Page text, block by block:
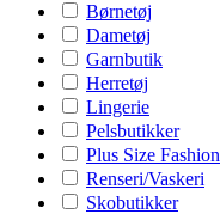
Børnetøj
Dametøj
Garnbutik
Herretøj
Lingerie
Pelsbutikker
Plus Size Fashion
Renseri/Vaskeri
Skobutikker